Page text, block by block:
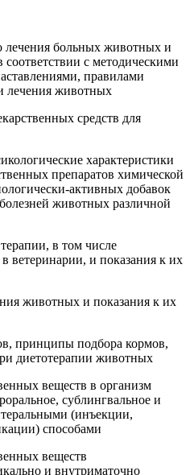
лечения больных животных и
с методическими
правилами
лечения животных
средств для
характеристики
препаратов химической
активных добавок
животных различной
в том числе
ветеринарии, и показания к их
животных и показания к их
принципы подбора кормов,
диетотерапии животных
веществ в организм
сублингвальное и
(инъекции,
способами
веществ
и внутриматочно